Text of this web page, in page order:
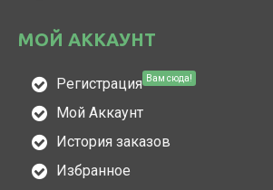
МОЙ АККАУНТ
Регистрация Вам сюда!
Мой Аккаунт
История заказов
Избранное